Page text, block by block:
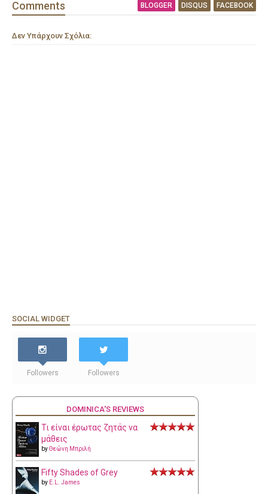
Comments BLOGGER DISQUS FACEBOOK
Δεν Υπάρχουν Σχόλια:
SOCIAL WIDGET
Followers Followers
DOMINICA'S REVIEWS
Τι είναι έρωτας ζητάς να
μάθεις
byΘεώνη Μπριλή
Fifty Shades of Grey
by E.L. James